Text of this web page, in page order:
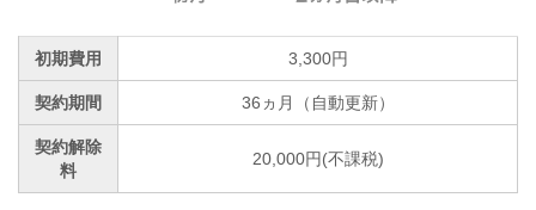
初期費用 3,300円
契約期間 36ヵ月（自動更新）
契約解除
料
20,000円(不課税)